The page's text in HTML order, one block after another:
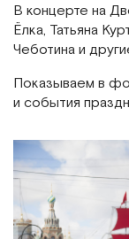
В концерте на
Ёлка, Татьяна
Чеботина и
Показываем в
и события